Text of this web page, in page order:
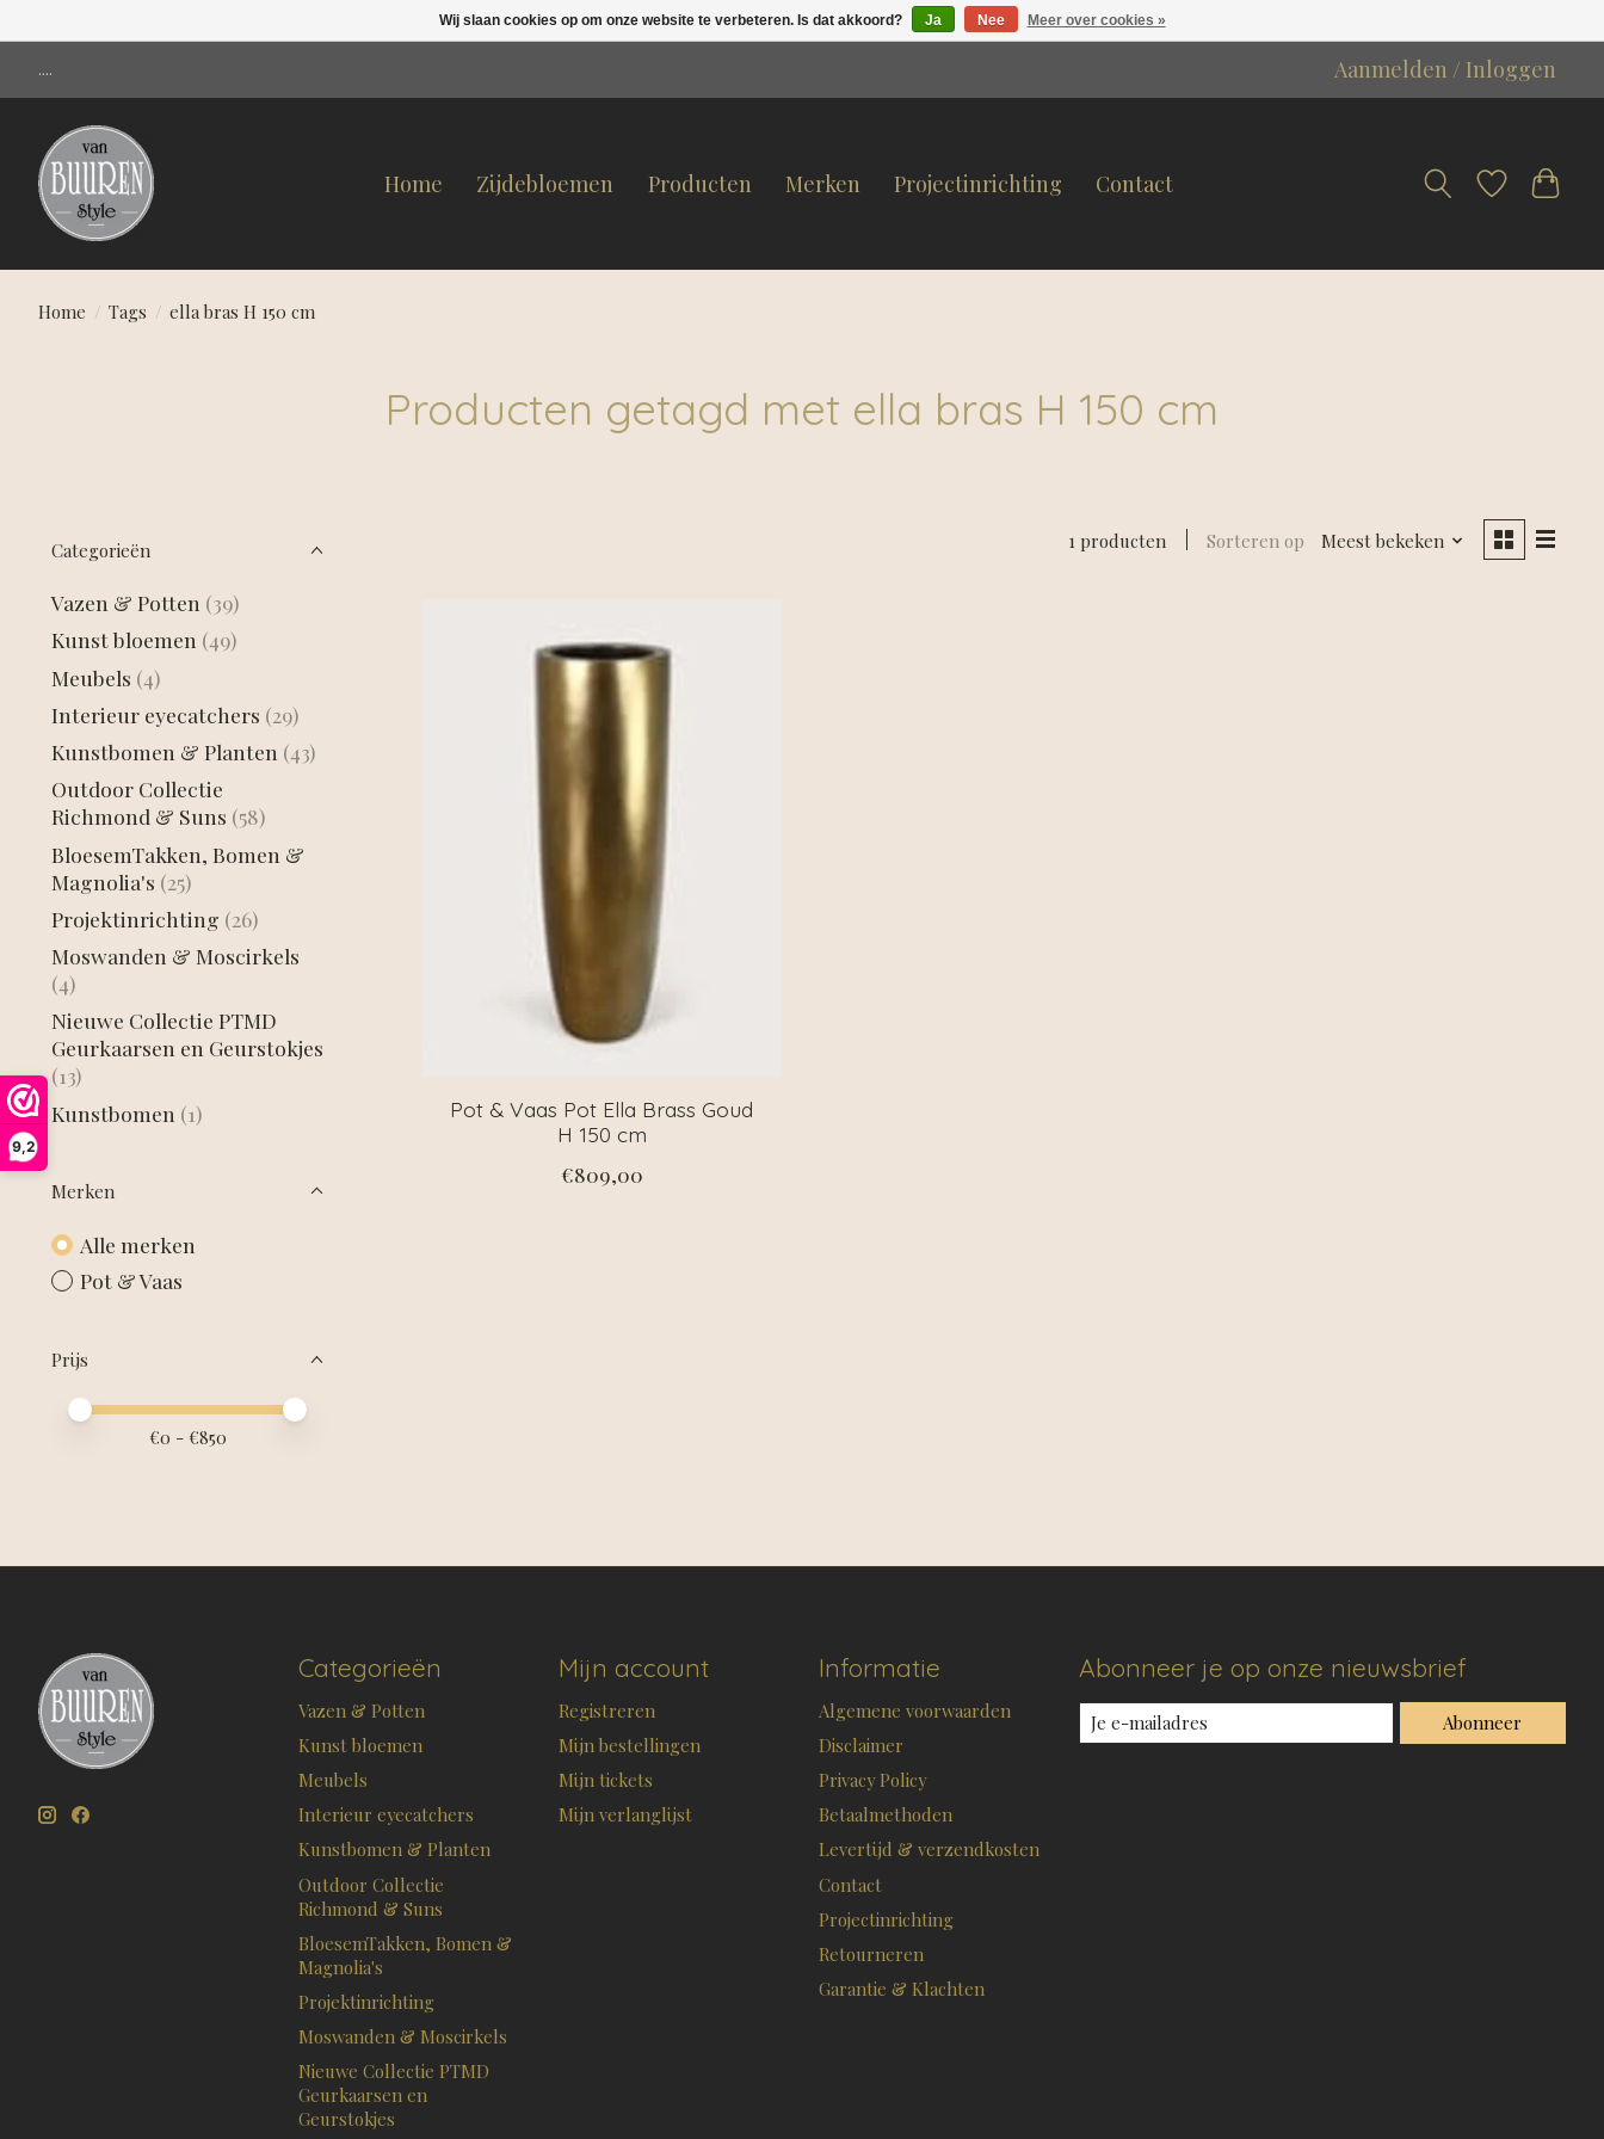
9,2
.... Aanmelden / Inloggen
Home Zijdebloemen Producten Merken Projectinrichting Contact
Home / Tags / ella bras H 150 cm
Producten getagd met ella bras H 150 cm
Categorieën
Vazen & Potten (39)
Kunst bloemen (49)
Meubels (4)
Interieur eyecatchers (29)
Kunstbomen & Planten (43)
Outdoor Collectie
Richmond & Suns (58)
BloesemTakken, Bomen &
Magnolia's (25)
Projektinrichting (26)
Moswanden & Moscirkels
(4)
Nieuwe Collectie PTMD
Geurkaarsen en Geurstokjes
(13)
Kunstbomen (1)
Merken
Alle merken
Pot & Vaas
Prijs
Minimale prijswaarde
Price maximum value
€0 - €850
1 producten Sorteren op Meest bekeken
Pot & Vaas Pot Ella Brass Goud
H 150 cm
€809,00
Categorieën
Vazen & Potten
Kunst bloemen
Meubels
Interieur eyecatchers
Kunstbomen & Planten
Outdoor Collectie
Richmond & Suns
BloesemTakken, Bomen &
Magnolia's
Projektinrichting
Moswanden & Moscirkels
Nieuwe Collectie PTMD
Geurkaarsen en
Geurstokjes
Mijn account
Registreren
Mijn bestellingen
Mijn tickets
Mijn verlanglijst
Informatie
Algemene voorwaarden
Disclaimer
Privacy Policy
Betaalmethoden
Levertijd & verzendkosten
Contact
Projectinrichting
Retourneren
Garantie & Klachten
Abonneer je op onze nieuwsbrief
Abonneer
Wij slaan cookies op om onze website te verbeteren. Is dat akkoord? Ja Nee Meer over cookies »